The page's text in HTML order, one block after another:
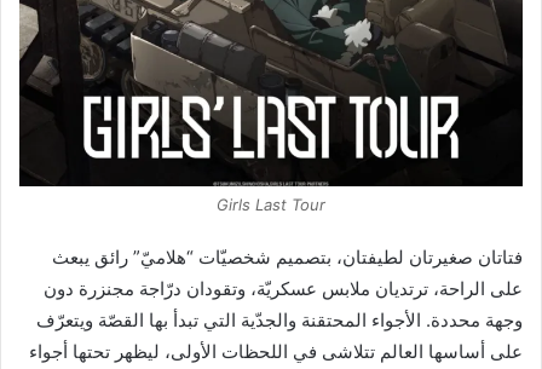
Girls Last Tour
فتاتان صغيرتان لطيفتان، بتصميم شخصيّات “هلاميّ” رائق يبعث
على الراحة، ترتديان ملابس عسكريّة، وتقودان درّاجة مجنزرة دون
وجهة محددة. الأجواء المحتقنة والجدّية التي تبدأ بها القصّة ويتعرّف
على أساسها العالم تتلاشى في اللحظات الأولى، ليظهر تحتها أجواء